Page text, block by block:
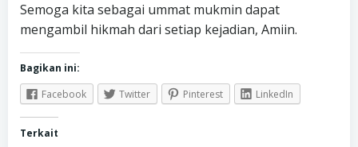
Semoga kita sebagai ummat mukmin dapat
mengambil hikmah dari setiap kejadian, Amiin.
Bagikan ini:
Facebook
Twitter Pinterest LinkedIn
Terkait